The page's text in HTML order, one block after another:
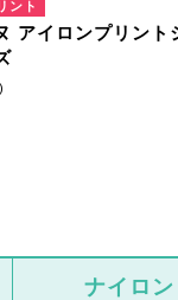
アイロンプリント
オバケーヌ アイ
ナイロン